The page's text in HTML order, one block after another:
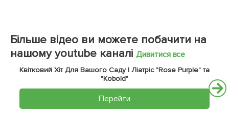
Більше відео ви можете побачити на
нашому youtube каналі Дивитися все
Квітковий Хіт Для Вашого Саду | Ліатріс "Rose Purple" та
"Kobold"
Перейти